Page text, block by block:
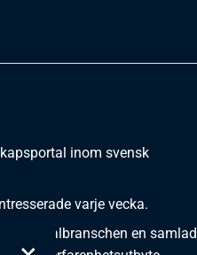
inom svensk
varje vecka.
dentalbranschen en samlad